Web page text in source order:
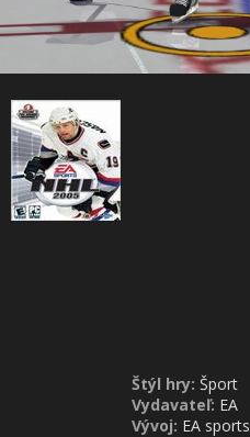
Štýl hry: Šport
Vydavateľ: EA
Vývoj: EA sports